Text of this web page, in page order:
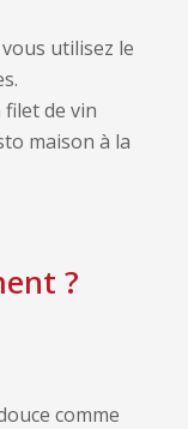
vous utilisez le
de vin
maison à la
?
comme